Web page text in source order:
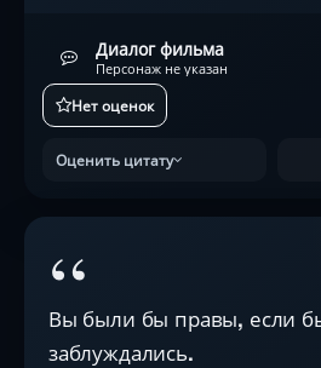
Диалог фильма
Персонаж не указан
Нет оценок
Оценить цитату
“
Вы были бы правы, если
заблуждались.